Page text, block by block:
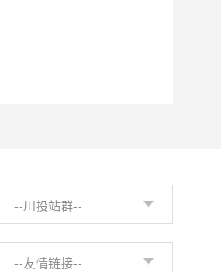
--川投站群--
--友情链接--